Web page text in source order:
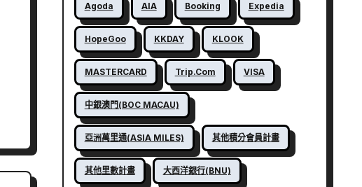
Agoda AIA Booking Expedia
HopeGoo KKDAY KLOOK
MASTERCARD Trip.com VISA
中銀澳門(BOC MACAU)
亞洲萬里通(ASIA MILES) 其他積分會員計畫
其他里數計畫 大西洋銀行(BNU)